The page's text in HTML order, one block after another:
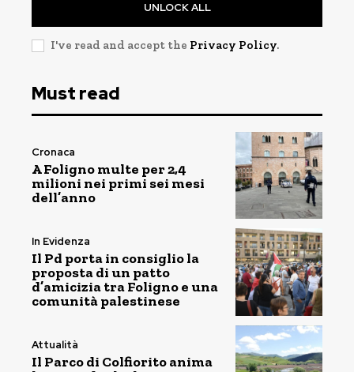
UNLOCK ALL
I've read and accept the Privacy Policy.
Must read
Cronaca
A Foligno multe per 2,4
milioni nei primi sei mesi
dell’anno
In Evidenza
Il Pd porta in consiglio la
proposta di un patto
d’amicizia tra Foligno e una
comunità palestinese
Attualità
Il Parco di Colfiorito anima